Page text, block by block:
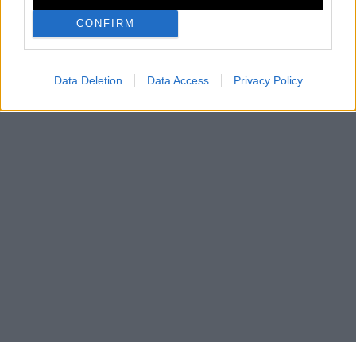
CONFIRM
Data Deletion Data Access Privacy Policy